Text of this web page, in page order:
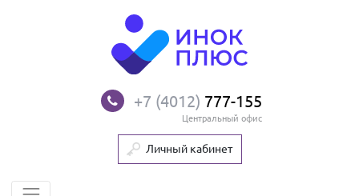
+7 (4012) 777-155
Центральный офис
Личный кабинет